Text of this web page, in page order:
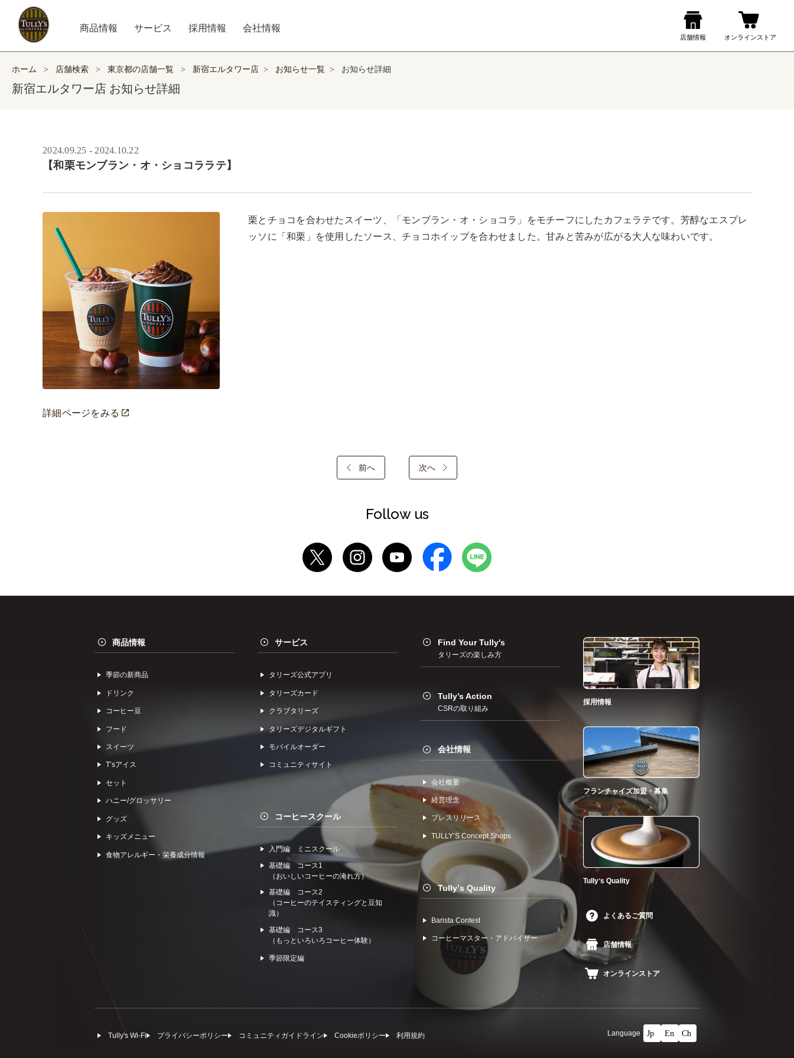
商品情報 サービス 採用情報 会社情報
ホーム > 店舗検索 > 東京都の店舗一覧 > 新宿エルタワー店 > お知らせ一覧 > お知らせ詳細
新宿エルタワー店 お知らせ詳細
2024.09.25 - 2024.10.22
【和栗モンブラン・オ・ショコララテ】
詳細ページをみる
栗とチョコを合わせたスイーツ、「モンブラン・オ・ショコラ」をモチーフにしたカフェラテです。芳醇なエスプレ
ッソに「和栗」を使用したソース、チョコホイップを合わせました。甘みと苦みが広がる大人な味わいです。
前へ 次へ
Follow us
商品情報
季節の新商品
ドリンク
コーヒー⾖
フード
スイーツ
Tʼsアイス
セット
ハニー/グロッサリー
グッズ
キッズメニュー
食物アレルギー・栄養成分情報
サービス
タリーズ公式アプリ
タリーズカード
クラブタリーズ
タリーズデジタルギフト
モバイルオーダー
コミュニティサイト
コーヒースクール
入門編 ミニスクール
基礎編 コース1
（おいしいコーヒーの淹れ方）
基礎編 コース2
（コーヒーのテイスティングと豆知
識）
基礎編 コース3
（もっといろいろコーヒー体験）
季節限定編
Find Your Tully's
タリーズの楽しみ方
Tully’s Action
CSRの取り組み
会社情報
会社概要
経営理念
プレスリリース
TULLYʼS Concept Shops
Tullyʼs Quality
Barista Contest
コーヒーマスター・アドバイザー
採用情報
フランチャイズ加盟・募集
Tullyʼs Quality
よくあるご質問
店舗情報
オンラインストア
Tully's Wi-Fi プライバシーポリシー コミュニティガイドライン Cookieポリシー 利⽤規約 Language